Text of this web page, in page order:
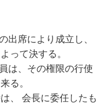
席により成立し、
って決する。
、その権限の行使
る。
会長に委任したも